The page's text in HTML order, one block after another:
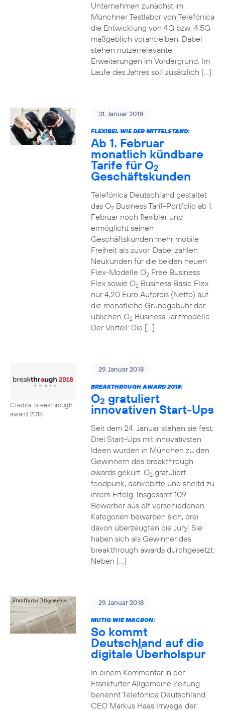
Unternehmen zunächst im
Münchner Testlabor von Telefónica
die Entwicklung von 4G bzw. 4.5G
maßgeblich vorantreiben. Dabei
stehen nutzerrelevante
Erweiterungen im Vordergrund. Im
Laufe des Jahres soll zusätzlich […]
31. Januar 2018
FLEXIBEL WIE DER MITTELSTAND:
Ab 1. Februar
monatlich kündbare
Tarife für O2
Geschäftskunden
Telefónica Deutschland gestaltet
das O2Business Tarif-Portfolio ab 1.
Februar noch flexibler und
ermöglicht seinen
Geschäftskunden mehr mobile
Freiheit als zuvor. Dabei zahlen
Neukunden für die beiden neuen
Flex-Modelle O2Free Business
Flex sowie O2Business Basic Flex
nur 4,20 Euro Aufpreis (Netto) auf
die monatliche Grundgebühr der
üblichen O2Business Tarifmodelle.
Der Vorteil: Die […]
Credits: breakthrough
award 2018
29. Januar 2018
BREAKTHROUGH AWARD 2018:
O2 gratuliert
innovativen Start-Ups
Seit dem 24. Januar stehen sie fest:
Drei Start-Ups mit innovativsten
Ideen wurden in München zu den
Gewinnern des breakthrough
awards gekürt. O2gratuliert
foodpunk, dankebitte und shelfd zu
ihrem Erfolg. Insgesamt 109
Bewerber aus elf verschiedenen
Kategorien bewarben sich, drei
davon überzeugten die Jury: Sie
haben sich als Gewinner des
breakthrough awards durchgesetzt.
Neben […]
29. Januar 2018
MUTIG WIE MACRON:
So kommt
Deutschland auf die
digitale Überholspur
In einem Kommentar in der
Frankfurter Allgemeine Zeitung
benennt Telefónica Deutschland
CEO Markus Haas Irrwege der